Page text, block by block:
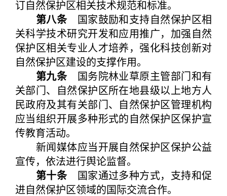
订自然保护区相关技术规范和标准。
第八条国家鼓励和支持自然保护区相
关科学技术研究开发和应用推广，加强自然
保护区相关专业人才培养，强化科技创新对
自然保护区建设的支撑作用。
第九条国务院林业草原主管部门和有
关部门、自然保护区所在地县级以上地方人
民政府及其有关部门、自然保护区管理机构
应当组织开展多种形式的自然保护区保护宣
传教育活动。
新闻媒体应当开展自然保护区保护公益
宣传，依法进行舆论监督。
第十条国家通过多种方式，支持和促
进自然保护区领域的国际交流合作。